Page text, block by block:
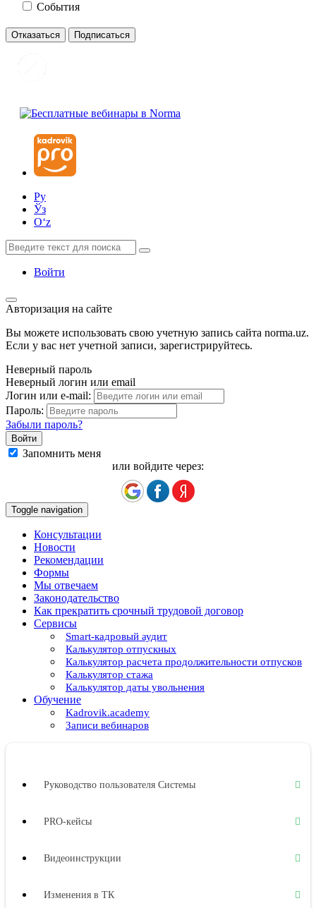
События
Отказаться Подписаться
Ру
Ўз
Oʻz
Войти
Авторизация на сайте
Вы можете использовать свою учетную запись сайта norma.uz.
Если у вас нет учетной записи, зарегистрируйтесь.
Неверный пароль
Неверный логин или email
Логин или e-mail:
Пароль:
Забыли пароль?
Запомнить меня
или войдите через:
Toggle navigation
Консультации
Новости
Рекомендации
Формы
Мы отвечаем
Законодательство
Как прекратить срочный трудовой договор
Сервисы
Smart-кадровый аудит
Калькулятор отпускных
Калькулятор расчета продолжительности отпусков
Калькулятор стажа
Калькулятор даты увольнения
Обучение
Kadrovik.academy
Записи вебинаров
Руководство пользователя Системы
PRO-кейсы
Видеоинструкции
Изменения в ТК